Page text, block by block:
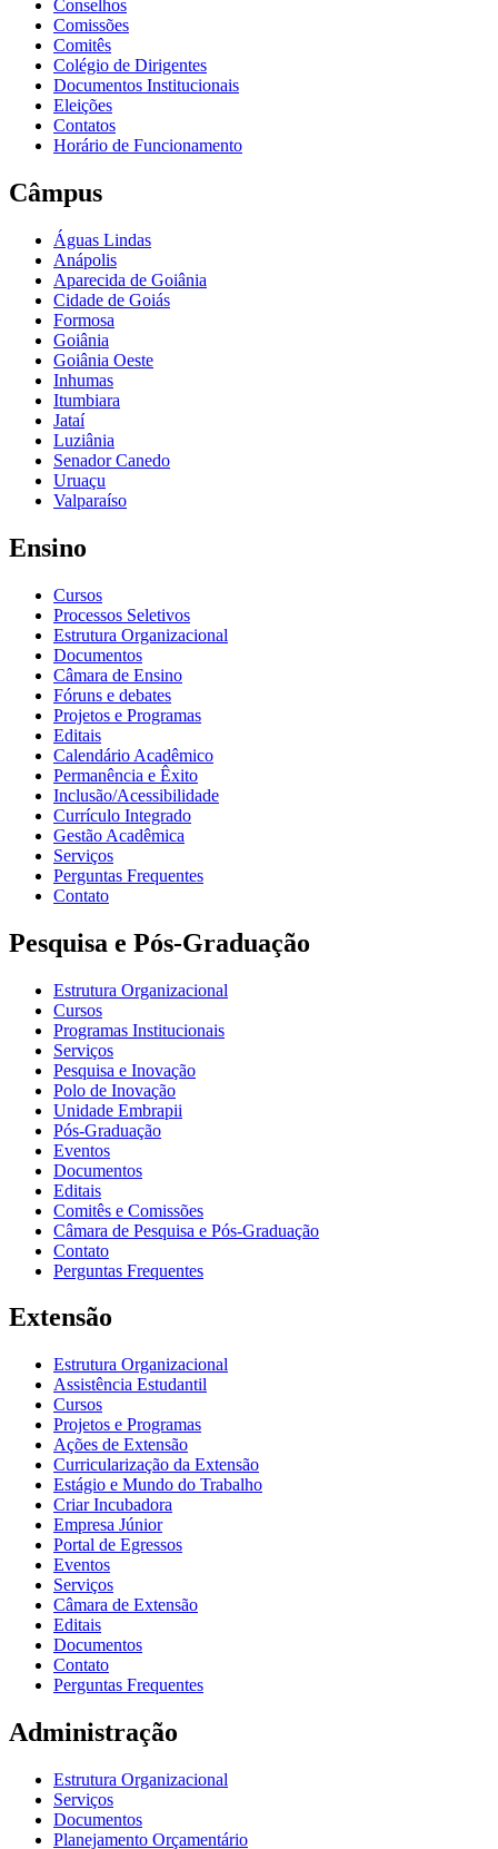
Conselhos
Comissões
Comitês
Colégio de Dirigentes
Documentos Institucionais
Eleições
Contatos
Horário de Funcionamento
Câmpus
Águas Lindas
Anápolis
Aparecida de Goiânia
Cidade de Goiás
Formosa
Goiânia
Goiânia Oeste
Inhumas
Itumbiara
Jataí
Luziânia
Senador Canedo
Uruaçu
Valparaíso
Ensino
Cursos
Processos Seletivos
Estrutura Organizacional
Documentos
Câmara de Ensino
Fóruns e debates
Projetos e Programas
Editais
Calendário Acadêmico
Permanência e Êxito
Inclusão/Acessibilidade
Currículo Integrado
Gestão Acadêmica
Serviços
Perguntas Frequentes
Contato
Pesquisa e Pós-Graduação
Estrutura Organizacional
Cursos
Programas Institucionais
Serviços
Pesquisa e Inovação
Polo de Inovação
Unidade Embrapii
Pós-Graduação
Eventos
Documentos
Editais
Comitês e Comissões
Câmara de Pesquisa e Pós-Graduação
Contato
Perguntas Frequentes
Extensão
Estrutura Organizacional
Assistência Estudantil
Cursos
Projetos e Programas
Ações de Extensão
Curricularização da Extensão
Estágio e Mundo do Trabalho
Criar Incubadora
Empresa Júnior
Portal de Egressos
Eventos
Serviços
Câmara de Extensão
Editais
Documentos
Contato
Perguntas Frequentes
Administração
Estrutura Organizacional
Serviços
Documentos
Planejamento Orçamentário